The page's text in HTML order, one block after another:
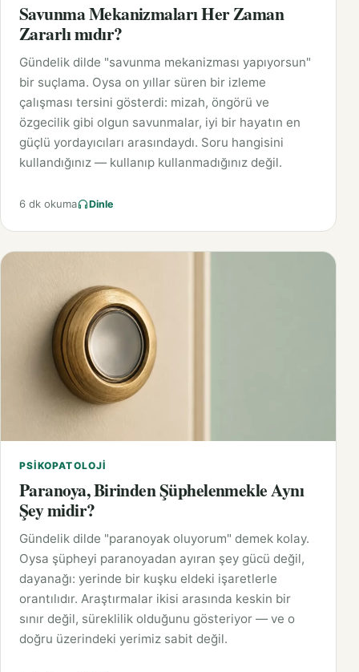
Savunma Mekanizmaları Her Zaman
Zararlı mıdır?
Gündelik dilde "savunma mekanizması yapıyorsun"
bir suçlama. Oysa on yıllar süren bir izleme
çalışması tersini gösterdi: mizah, öngörü ve
özgecilik gibi olgun savunmalar, iyi bir hayatın en
güçlü yordayıcıları arasındaydı. Soru hangisini
kullandığınız — kullanıp kullanmadığınız değil.
6 dk okuma Dinle
PSIKOPATOLOJI
Paranoya, Birinden Şüphelenmekle Aynı
Şey midir?
Gündelik dilde "paranoyak oluyorum" demek kolay.
Oysa şüpheyi paranoyadan ayıran şey gücü değil,
dayanağı: yerinde bir kuşku eldeki işaretlerle
orantılıdır. Araştırmalar ikisi arasında keskin bir
sınır değil, süreklilik olduğunu gösteriyor — ve o
doğru üzerindeki yerimiz sabit değil.